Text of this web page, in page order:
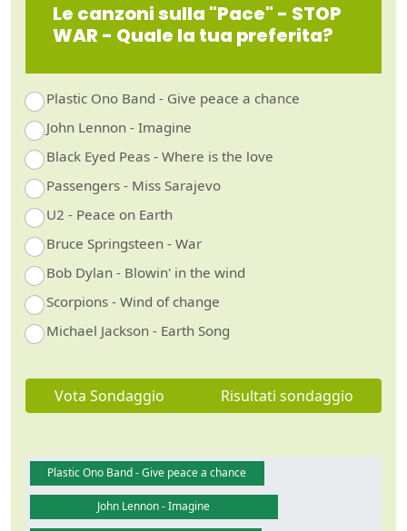
Le canzoni sulla "Pace" - STOP
WAR - Quale la tua preferita?
Plastic Ono Band - Give peace a chance
John Lennon - Imagine
Black Eyed Peas - Where is the love
Passengers - Miss Sarajevo
U2 - Peace on Earth
Bruce Springsteen - War
Bob Dylan - Blowin' in the wind
Scorpions - Wind of change
Michael Jackson - Earth Song
Vota Sondaggio Risultati sondaggio
Plastic Ono Band - Give peace a chance
John Lennon - Imagine